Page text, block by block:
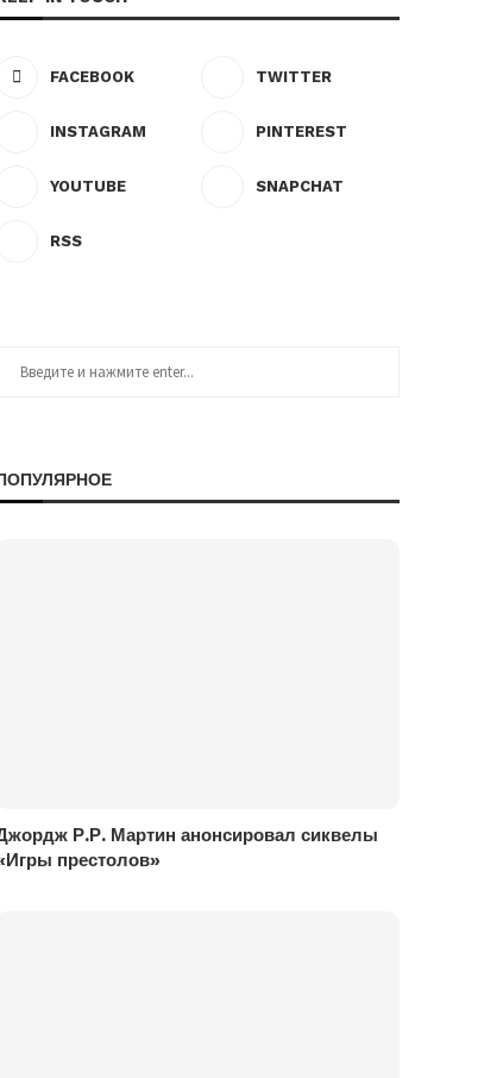
FACEBOOK TWITTER
INSTAGRAM PINTEREST
YOUTUBE SNAPCHAT
RSS
Р.Р. Мартин анонсировал сиквелы
престолов»